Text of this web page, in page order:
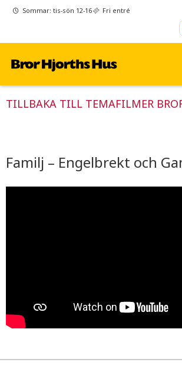
Sommar: tis-sön 12-16 Fri entré
TILLBAKA TILL TEMAFILMER
Familj – Engelbrekt och